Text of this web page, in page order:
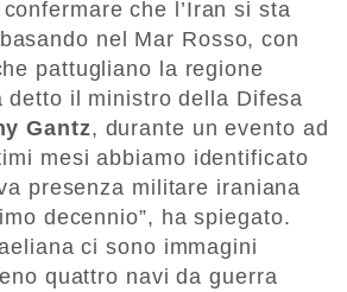
che l’Iran si sta
nel Mar Rosso, con
pattugliano la regione
detto il ministro della Difesa
Gantz, durante un evento ad
mesi abbiamo identificato
presenza militare iraniana
decennio”, ha spiegato.
ci sono immagini
quattro navi da guerra